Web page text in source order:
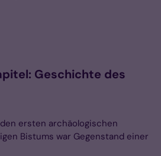
Geschichte des
ersten archäologischen
Bistums war Gegenstand einer